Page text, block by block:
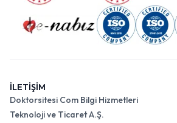
İLETİŞİM
Doktorsitesi Com Bilgi Hizmetleri
Teknoloji ve Ticaret A.Ş.